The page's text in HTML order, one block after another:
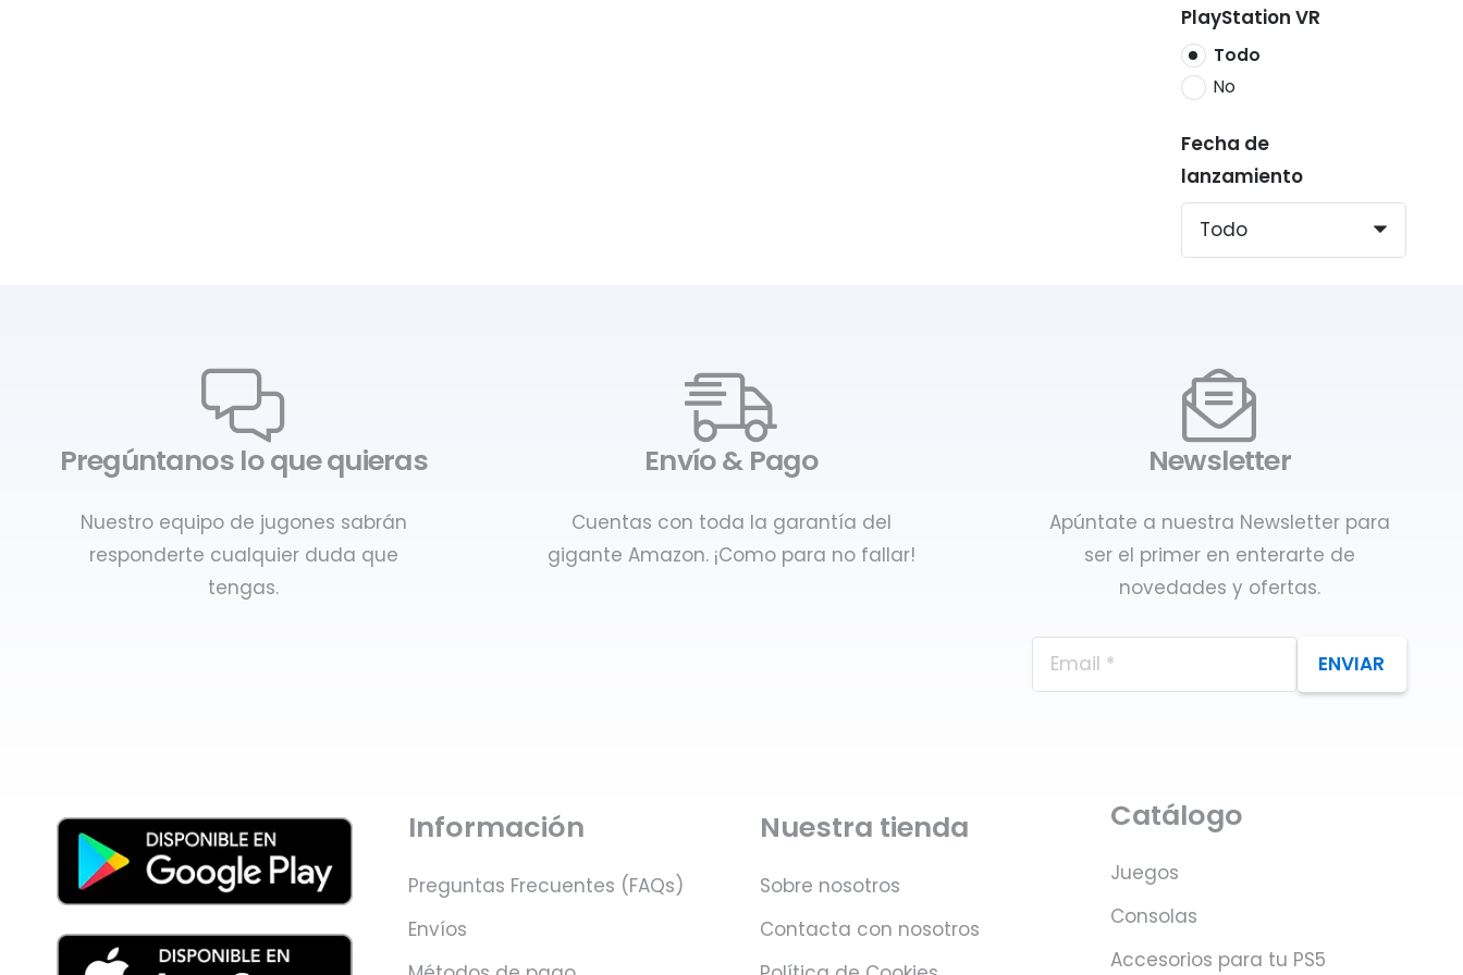
PlayStation VR
Todo
No
Fecha de
lanzamiento
Pregúntanos lo que quieras
Nuestro equipo de jugones sabrán
responderte cualquier duda que
tengas.
Envío & Pago
Cuentas con toda la garantía del
gigante Amazon. ¡Como para no fallar!
Newsletter
Apúntate a nuestra Newsletter para
ser el primer en enterarte de
novedades y ofertas.
ENVIAR
Información
Preguntas Frecuentes (FAQs)
Envíos
Nuestra tienda
Sobre nosotros
Contacta con nosotros
Catálogo
Juegos
Consolas
Accesorios para tu PS5